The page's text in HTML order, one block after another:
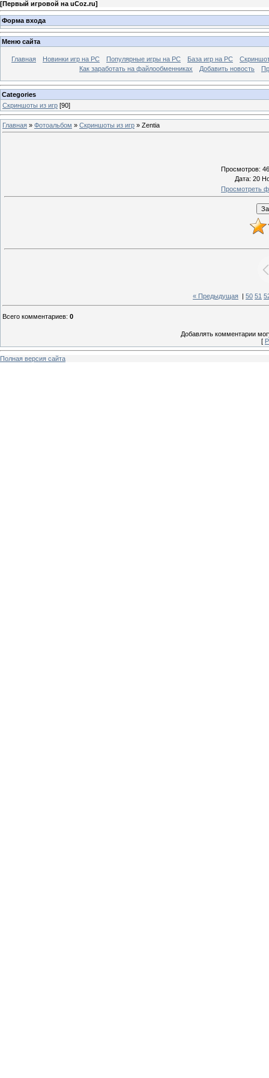
[Первый игровой на uCoz.ru]
Форма входа
Меню сайта
Главная Новинки игр на PC Популярные игры на PC База игр на РС
Как заработать на файлообменниках
Добавить новость
Categories
Скриншоты из игр [90]
Главная » Фотоальбом » Скриншоты из игр » Zentia
Просмотров:
Дата: 20
Просмотреть
« Предыдущая 50 51
Всего комментариев: 0
Добавлять комментарии
[
Полная версия сайта